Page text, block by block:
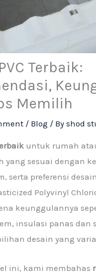
Terbaik:
Memilih
/ Blog / Byshod
untuk rumah
yang sesuai dengan
serta preferensi
Polyvinyl
keunggulannya
insulasi panas dan
desain yang
ini, kami membahas